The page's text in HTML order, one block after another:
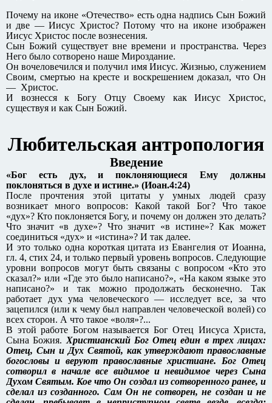
Почему на иконе «Отечество» есть одна надпись Сын Божий
и две — Иисус Христос? Потому что на иконе изображен
Иисус Христос после вознесения.
Сын Божий существует вне времени и пространства. Через
Него было сотворено наше Мироздание.
Он вочеловечился и получил имя Иисус. Жизнью, служением
Своим, смертью на кресте и воскрешением доказал, что Он
— Христос.
И вознесся к Богу Отцу Своему как Иисус Христос,
существуя и как Сын Божий.
Любительская антропология
Введение
«Бог есть дух, и поклоняющиеся Ему должны
поклоняться в духе и истине.» (Иоан.4:24)
После прочтения этой цитаты у умных людей сразу
возникает много вопросов: Какой такой Бог? Что такое
«дух»? Кто поклоняется Богу, и почему он должен это делать?
Что значит «в духе»? Что значит «в истине»? Как может
соединиться «дух» и «истина»? И так далее.
И это только одна короткая цитата из Евангелия от Иоанна,
гл. 4, стих 24, и только первый уровень вопросов. Следующие
уровни вопросов могут быть связаны с вопросом «Кто это
сказал?» или «Где это было написано?», «На каком языке это
написано?» и так можно продолжать бесконечно. Так
работает дух ума человеческого — исследует все, за что
зацепился (или к чему был направлен человеческой волей) со
всех сторон. А что такое «воля»?...
В этой работе Богом называется Бог Отец Иисуса Христа,
Сына Божия. Христианский Бог Отец един в трех лицах:
Отец, Сын и Дух Святой, как утверждают православные
богословы и веруют православные христиане. Бог Отец
сотворил в начале все видимое и невидимое через Сына
Духом Святым. Кое что Он создал из сотворенного ранее, и
сделал из созданного. Сам Он не сотворен, не создан и не